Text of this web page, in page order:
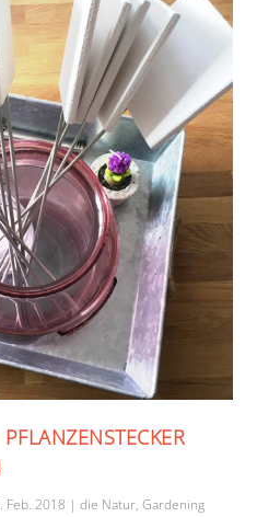
Feb. 2018 |die Natur,Gardening